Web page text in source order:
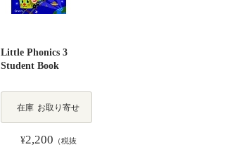
Little Phonics 3
Student Book
在庫 お取り寄せ
¥2,200 （税抜